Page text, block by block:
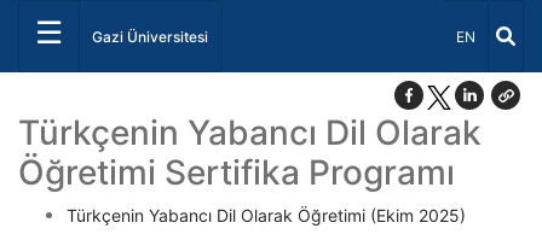
☰ Gazi Üniversitesi Dil Seçiniz
EN
Türkçenin Yabancı Dil Olarak
Öğretimi Sertifika Programı
Türkçenin Yabancı Dil Olarak Öğretimi (Ekim 2025)